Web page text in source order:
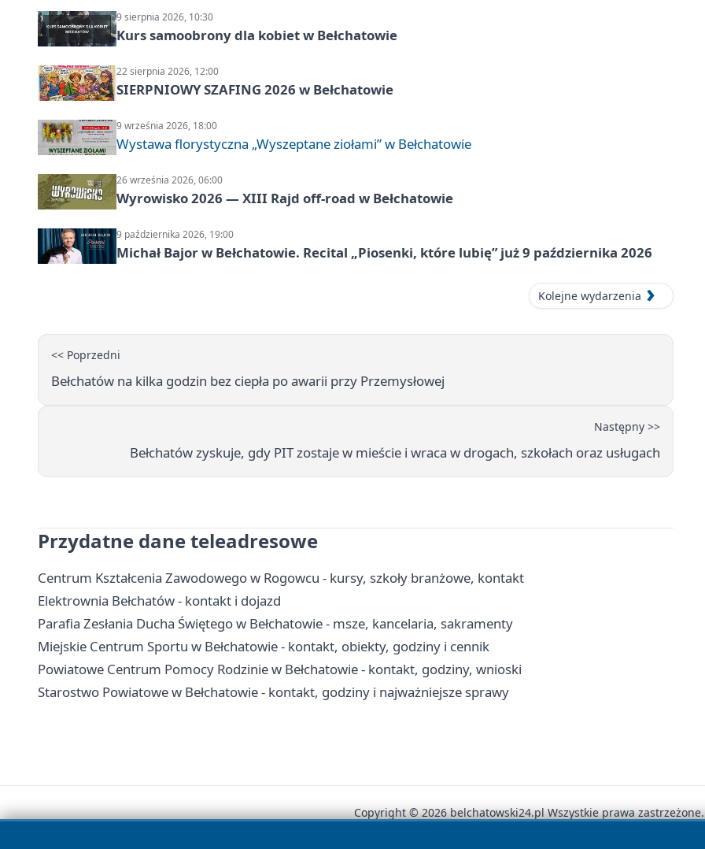
9 sierpnia 2026, 10:30
Kurs samoobrony dla kobiet w Bełchatowie
22 sierpnia 2026, 12:00
SIERPNIOWY SZAFING 2026 w Bełchatowie
9 września 2026, 18:00
Wystawa florystyczna „Wyszeptane ziołami” w Bełchatowie
26 września 2026, 06:00
Wyrowisko 2026 — XIII Rajd off‑road w Bełchatowie
9 października 2026, 19:00
Michał Bajor w Bełchatowie. Recital „Piosenki, które lubię” już 9 października 2026
Kolejne wydarzenia
<< Poprzedni
Bełchatów na kilka godzin bez ciepła po awarii przy Przemysłowej
Następny >>
Bełchatów zyskuje, gdy PIT zostaje w mieście i wraca w drogach, szkołach oraz usługach
Przydatne dane teleadresowe
Centrum Kształcenia Zawodowego w Rogowcu - kursy, szkoły branżowe, kontakt
Elektrownia Bełchatów - kontakt i dojazd
Parafia Zesłania Ducha Świętego w Bełchatowie - msze, kancelaria, sakramenty
Miejskie Centrum Sportu w Bełchatowie - kontakt, obiekty, godziny i cennik
Powiatowe Centrum Pomocy Rodzinie w Bełchatowie - kontakt, godziny, wnioski
Starostwo Powiatowe w Bełchatowie - kontakt, godziny i najważniejsze sprawy
Copyright © 2026 belchatowski24.pl Wszystkie prawa zastrzeżone.